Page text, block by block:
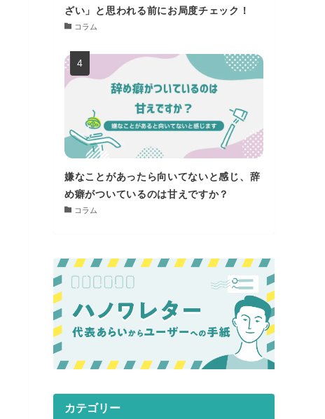
ざい」と思われる前にお局度チェック！
コラム
嫌なことがあったら向いてないと感じ、辞
め癖がついているのは甘えですか？
コラム
カテゴリー